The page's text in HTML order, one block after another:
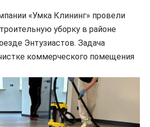
«Умка Клининг» провели
уборку в районе
Энтузиастов. Задача
коммерческого помещения